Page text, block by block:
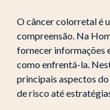
O câncer colorretal é
compreensão. Na
fornecer informações
como enfrentá-la.
principais aspectos
de risco até